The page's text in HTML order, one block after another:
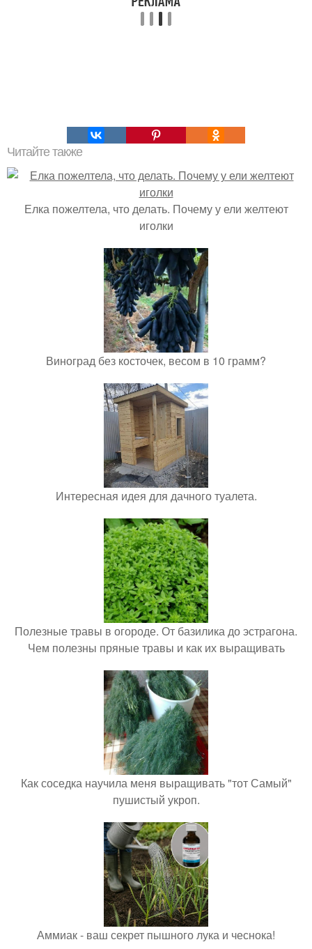
Читайте также
Елка пожелтела, что делать. Почему у ели желтеют
иголки
Виноград без косточек, весом в 10 грамм?
Интересная идея для дачного туалета.
Полезные травы в огороде. От базилика до эстрагона.
Чем полезны пряные травы и как их выращивать
Как соседка научила меня выращивать "тот Самый"
пушистый укроп.
Аммиак - ваш секрет пышного лука и чеснока!